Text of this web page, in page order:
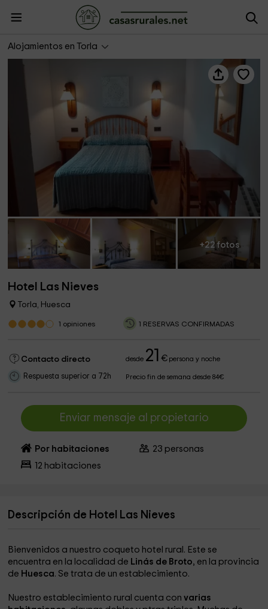
Alojamientos en Torla
+22 fotos
Hotel Las Nieves
Torla, Huesca
1 opiniones 1 RESERVAS CONFIRMADAS
Contacto directo desde 21 €persona y noche
Respuesta superior a 72h Precio fin de semana desde 84€
Enviar mensaje al propietario
Por habitaciones 23 personas
12 habitaciones
Descripción de Hotel Las Nieves
Bienvenidos a nuestro coqueto hotel rural. Este se
encuentra en la localidad de Linás de Broto, en la provincia
de Huesca. Se trata de un establecimiento.
Nuestro establecimiento rural cuenta convarias